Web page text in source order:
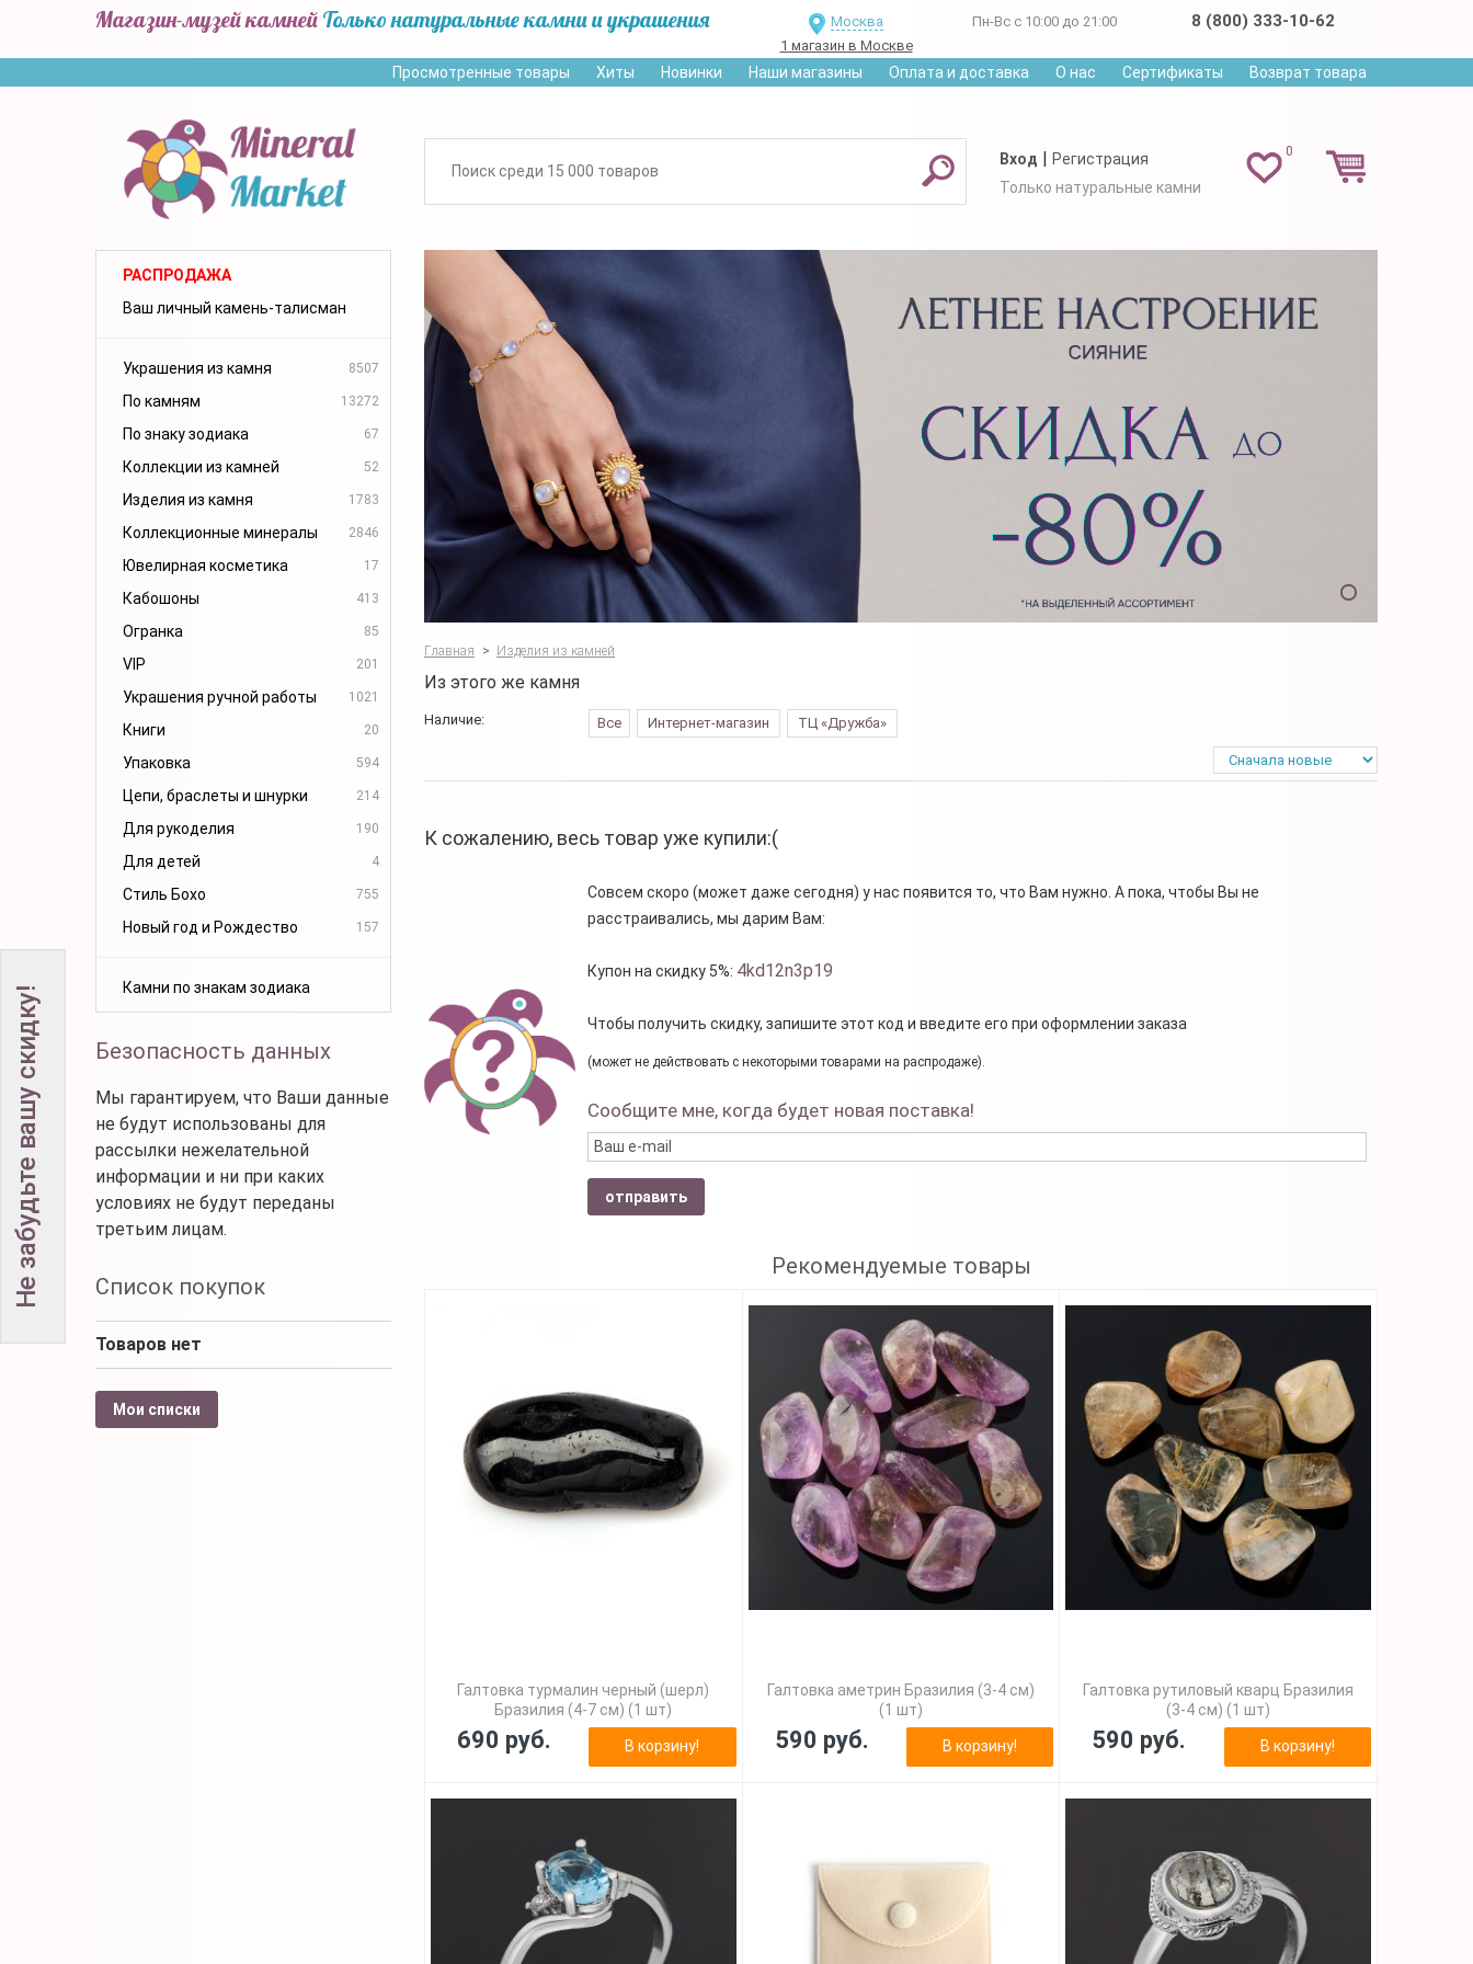
Магазин-музей камней Только натуральные камни и украшения
Москва
1 магазин в Москве
Пн-Вс с 10:00 до 21:00 8 (800) 333-10-62
Просмотренные товары Хиты Новинки Наши магазины Оплата и доставка О нас Сертификаты Возврат товара
0
Вход | Регистрация
Только натуральные камни
РАСПРОДАЖА
Ваш личный камень-талисман
Украшения из камня 8507
По камням 13272
По знаку зодиака 67
Коллекции из камней 52
Изделия из камня 1783
Коллекционные минералы 2846
Ювелирная косметика 17
Кабошоны 413
Огранка 85
VIP 201
Украшения ручной работы 1021
Книги 20
Упаковка 594
Цепи, браслеты и шнурки 214
Для рукоделия 190
Для детей 4
Стиль Бохо 755
Новый год и Рождество 157
Камни по знакам зодиака
Безопасность данных
Мы гарантируем, что Ваши данные
не будут использованы для
рассылки нежелательной
информации и ни при каких
условиях не будут переданы
третьим лицам.
Список покупок
Товаров нет
Мои списки
Главная > Изделия из камней
Из этого же камня
Наличие: Все Интернет-магазин ТЦ «Дружба»
К сожалению, весь товар уже купили:(
Совсем скоро (может даже сегодня) у нас появится то, что Вам нужно. А пока, чтобы Вы не
расстраивались, мы дарим Вам:
Купон на скидку 5%: 4kd12n3p19
Чтобы получить скидку, запишите этот код и введите его при оформлении заказа
(может не действовать с некоторыми товарами на распродаже).
Сообщите мне, когда будет новая поставка!
отправить
Рекомендуемые товары
Галтовка турмалин черный (шерл)
Бразилия (4-7 см) (1 шт)
690 руб. В корзину!
Галтовка аметрин Бразилия (3-4 см)
(1 шт)
590 руб. В корзину!
Галтовка рутиловый кварц Бразилия
(3-4 см) (1 шт)
590 руб. В корзину!
Не забудьте вашу скидку!